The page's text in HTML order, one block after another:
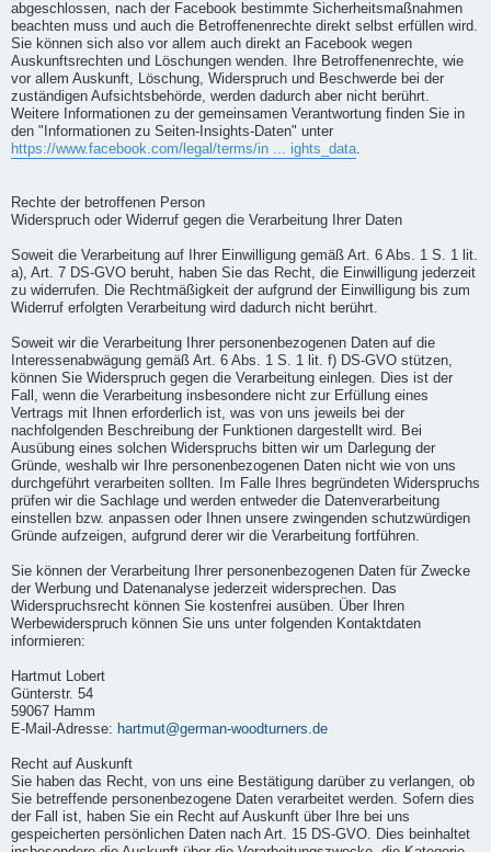
abgeschlossen, nach der Facebook bestimmte Sicherheitsmaßnahmen
beachten muss und auch die Betroffenenrechte direkt selbst erfüllen wird.
Sie können sich also vor allem auch direkt an Facebook wegen
Auskunftsrechten und Löschungen wenden. Ihre Betroffenenrechte, wie
vor allem Auskunft, Löschung, Widerspruch und Beschwerde bei der
zuständigen Aufsichtsbehörde, werden dadurch aber nicht berührt.
Weitere Informationen zu der gemeinsamen Verantwortung finden Sie in
den "Informationen zu Seiten-Insights-Daten" unter
https://www.facebook.com/legal/terms/in ... ights_data.
Rechte der betroffenen Person
Widerspruch oder Widerruf gegen die Verarbeitung Ihrer Daten
Soweit die Verarbeitung auf Ihrer Einwilligung gemäß Art. 6 Abs. 1 S. 1 lit.
a), Art. 7 DS-GVO beruht, haben Sie das Recht, die Einwilligung jederzeit
zu widerrufen. Die Rechtmäßigkeit der aufgrund der Einwilligung bis zum
Widerruf erfolgten Verarbeitung wird dadurch nicht berührt.
Soweit wir die Verarbeitung Ihrer personenbezogenen Daten auf die
Interessenabwägung gemäß Art. 6 Abs. 1 S. 1 lit. f) DS-GVO stützen,
können Sie Widerspruch gegen die Verarbeitung einlegen. Dies ist der
Fall, wenn die Verarbeitung insbesondere nicht zur Erfüllung eines
Vertrags mit Ihnen erforderlich ist, was von uns jeweils bei der
nachfolgenden Beschreibung der Funktionen dargestellt wird. Bei
Ausübung eines solchen Widerspruchs bitten wir um Darlegung der
Gründe, weshalb wir Ihre personenbezogenen Daten nicht wie von uns
durchgeführt verarbeiten sollten. Im Falle Ihres begründeten Widerspruchs
prüfen wir die Sachlage und werden entweder die Datenverarbeitung
einstellen bzw. anpassen oder Ihnen unsere zwingenden schutzwürdigen
Gründe aufzeigen, aufgrund derer wir die Verarbeitung fortführen.
Sie können der Verarbeitung Ihrer personenbezogenen Daten für Zwecke
der Werbung und Datenanalyse jederzeit widersprechen. Das
Widerspruchsrecht können Sie kostenfrei ausüben. Über Ihren
Werbewiderspruch können Sie uns unter folgenden Kontaktdaten
informieren:
Hartmut Lobert
Günterstr. 54
59067 Hamm
E-Mail-Adresse: hartmut@german-woodturners.de
Recht auf Auskunft
Sie haben das Recht, von uns eine Bestätigung darüber zu verlangen, ob
Sie betreffende personenbezogene Daten verarbeitet werden. Sofern dies
der Fall ist, haben Sie ein Recht auf Auskunft über Ihre bei uns
gespeicherten persönlichen Daten nach Art. 15 DS-GVO. Dies beinhaltet